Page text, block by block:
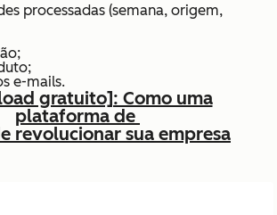
processadas (semana, origem,
e-mails.
gratuito]: Como uma
plataforma de
revolucionar sua empresa